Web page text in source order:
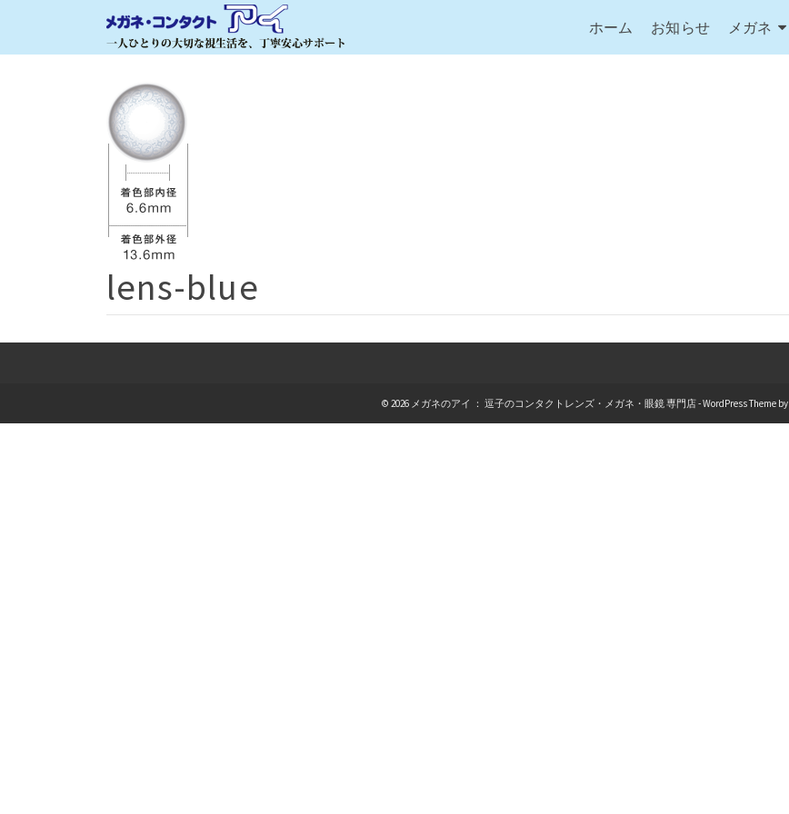
ホーム お知らせ メガネ
lens-blue
© 2026 メガネのアイ ： 逗子のコンタクトレンズ・メガネ・眼鏡 専門店 - WordPress Theme by